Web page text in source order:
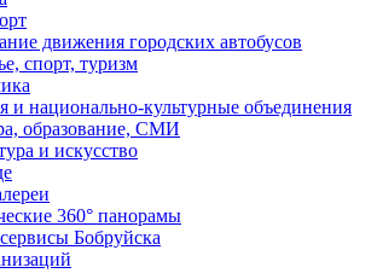
движения городских автобусов
спорт, туризм
и национально-культурные объединения
образование, СМИ
и искусство
360° панорамы
Бобруйска